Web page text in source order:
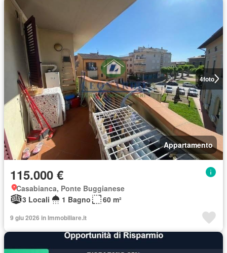
4foto
Appartamento
115.000 €
Casabianca, Ponte Buggianese
3 Locali
1 Bagno 60 m²
9 giu 2026 in Immobiliare.it